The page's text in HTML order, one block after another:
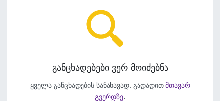
განცხადებები ვერ მოიძებნა
ყველა განცხადების სანახავად, გადადით მთავარ
გვერდზე.